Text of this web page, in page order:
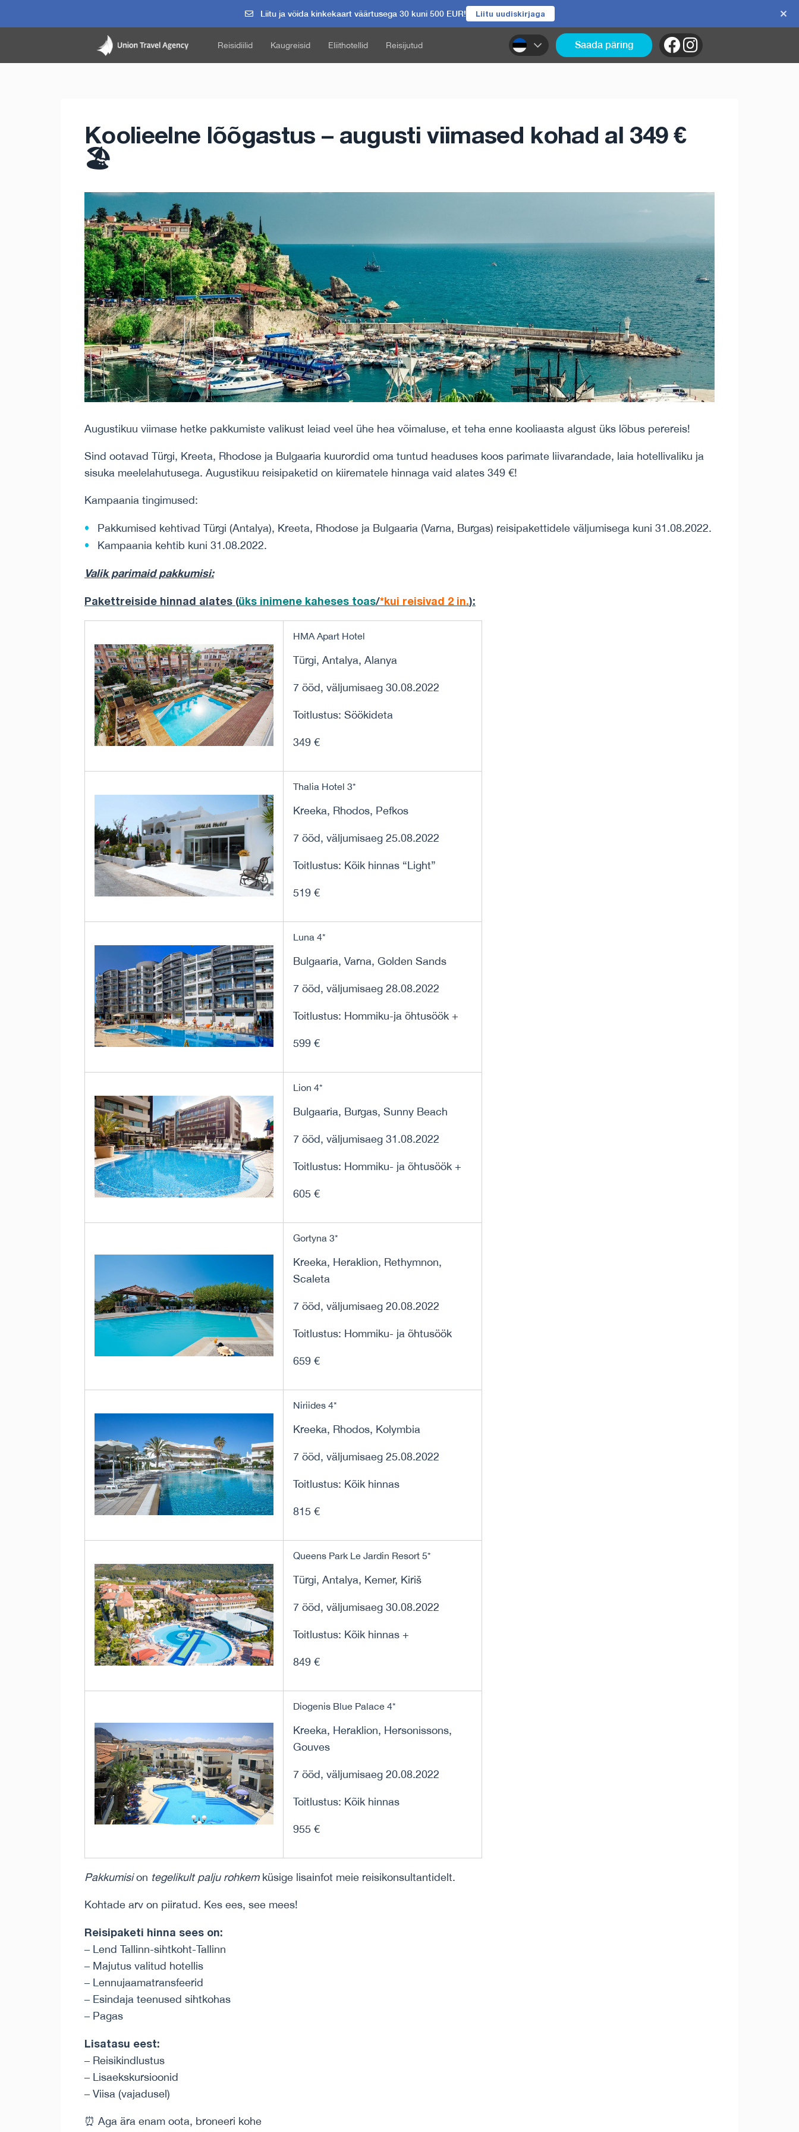
Liitu ja võida kinkekaart väärtusega 30 kuni 500 EUR! Liitu uudiskirjaga
Reisidiilid Kaugreisid Eliithotellid Reisijutud Saada päring
Koolieelne lõõgastus – augusti viimased kohad al 349 €
🏖
Augustikuu viimase hetke pakkumiste valikust leiad veel ühe hea võimaluse, et teha enne kooliaasta algust üks lõbus perereis!
Sind ootavad Türgi, Kreeta, Rhodose ja Bulgaaria kuurordid oma tuntud headuses koos parimate liivarandade, laia hotellivaliku ja
sisuka meelelahutusega. Augustikuu reisipaketid on kiirematele hinnaga vaid alates 349 €!
Kampaania tingimused:
Pakkumised kehtivad Türgi (Antalya), Kreeta, Rhodose ja Bulgaaria (Varna, Burgas) reisipakettidele väljumisega kuni 31.08.2022.
Kampaania kehtib kuni 31.08.2022.
Valik parimaid pakkumisi:
Pakettreiside hinnad alates (üks inimene kaheses toas/*kui reisivad 2 in.):
HMA Apart Hotel
Türgi, Antalya, Alanya
7 ööd, väljumisaeg 30.08.2022
Toitlustus: Söökideta
349 €
Thalia Hotel 3*
Kreeka, Rhodos, Pefkos
7 ööd, väljumisaeg 25.08.2022
Toitlustus: Kõik hinnas “Light”
519 €
Luna 4*
Bulgaaria, Varna, Golden Sands
7 ööd, väljumisaeg 28.08.2022
Toitlustus: Hommiku-ja õhtusöök +
599 €
Lion 4*
Bulgaaria, Burgas, Sunny Beach
7 ööd, väljumisaeg 31.08.2022
Toitlustus: Hommiku- ja õhtusöök +
605 €
Gortyna 3*
Kreeka, Heraklion, Rethymnon,
Scaleta
7 ööd, väljumisaeg 20.08.2022
Toitlustus: Hommiku- ja õhtusöök
659 €
Niriides 4*
Kreeka, Rhodos, Kolymbia
7 ööd, väljumisaeg 25.08.2022
Toitlustus: Kõik hinnas
815 €
Queens Park Le Jardin Resort 5*
Türgi, Antalya, Kemer, Kiriš
7 ööd, väljumisaeg 30.08.2022
Toitlustus: Kõik hinnas +
849 €
Diogenis Blue Palace 4*
Kreeka, Heraklion, Hersonissons,
Gouves
7 ööd, väljumisaeg 20.08.2022
Toitlustus: Kõik hinnas
955 €
Pakkumision tegelikult palju rohkemküsige lisainfot meie reisikonsultantidelt.
Kohtade arv on piiratud. Kes ees, see mees!
Reisipaketi hinna sees on:
– Lend Tallinn-sihtkoht-Tallinn
– Majutus valitud hotellis
– Lennujaamatransfeerid
– Esindaja teenused sihtkohas
– Pagas
Lisatasu eest:
– Reisikindlustus
– Lisaekskursioonid
– Viisa (vajadusel)
⏰ Aga ära enam oota, broneeri kohe